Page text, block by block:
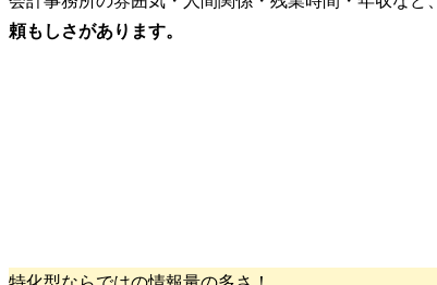
頼もしさがあります。